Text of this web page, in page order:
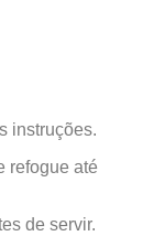
instruções.
refogue até
de servir.